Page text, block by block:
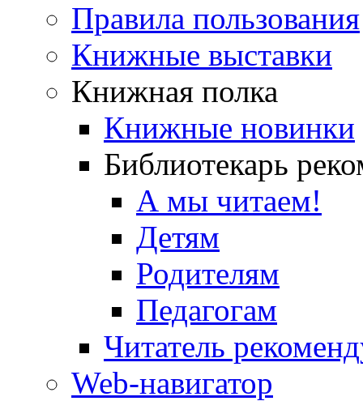
Правила пользования
Книжные выставки
Книжная полка
Книжные новинки
Библиотекарь
А мы читаем!
Детям
Родителям
Педагогам
Читатель
Web-навигатор